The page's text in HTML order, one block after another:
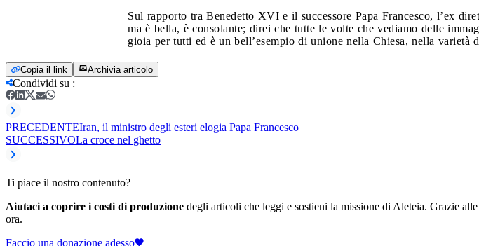
Sul rapporto tra Benedetto XVI e il successore Papa Francesco, l’ex
ma è bella, è consolante; direi che tutte le volte che vediamo delle
gioia per tutti ed è un bell’esempio di unione nella Chiesa, nella varietà
Copia il link Archivia articolo
Condividi su :
PRECEDENTEIran, il ministro degli esteri elogia Papa Francesco
SUCCESSIVOLa croce nel ghetto
Ti piace il nostro contenuto?
Aiutaci a coprire i costi di produzione degli articoli che leggi e sostieni la missione di Aleteia. Grazie
ora.
Faccio una donazione adesso